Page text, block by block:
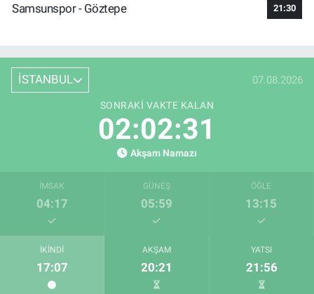
Samsunspor - Göztepe
21:30
İSTANBUL 07.08.2026
SONRAKI VAKTE KALAN
02:02:30
Akşam Namazı
İMSAK
04:17
GÜNEŞ
05:59
ÖĞLE
13:15
İKINDI
17:07
AKŞAM
20:21
YATSI
21:56